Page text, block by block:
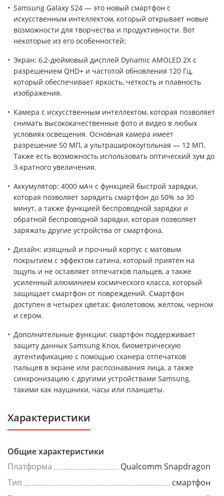
Samsung Galaxy S24 — это новый смартфон с
искусственным интеллектом, который открывает новые
возможности для творчества и продуктивности. Вот
некоторые из его особенностей:
Экран: 6,2-дюймовый дисплей Dynamic AMOLED 2X с
разрешением QHD+ и частотой обновления 120 Гц,
который обеспечивает яркость, четкость и плавность
изображения.
Камера с искусственным интеллектом, которая позволяет
снимать высококачественные фото и видео в любых
условиях освещения. Основная камера имеет
разрешение 50 МП, а ультраширокоугольная — 12 МП.
Также есть возможность использовать оптический зум до
3-кратного увеличения.
Аккумулятор: 4000 мАч с функцией быстрой зарядки,
которая позволяет зарядить смартфон до 50% за 30
минут, а также функцией беспроводной зарядки и
обратной беспроводной зарядки, которая позволяет
заряжать другие устройства от смартфона.
Дизайн: изящный и прочный корпус с матовым
покрытием с эффектом сатина, который приятен на
ощупь и не оставляет отпечатков пальцев, а также
усиленный алюминием космического класса, который
защищает смартфон от повреждений. Смартфон
доступен в четырех цветах: фиолетовом, желтом, черном
и сером.
Дополнительные функции: смартфон поддерживает
защиту данных Samsung Knox, биометрическую
аутентификацию с помощью сканера отпечатков
пальцев в экране или распознавания лица, а также
синхронизацию с другими устройствами Samsung,
такими как наушники, часы или планшеты.
Характеристики
Общие характеристики
Платформа
Qualcomm Snapdragon
Тип
смартфон